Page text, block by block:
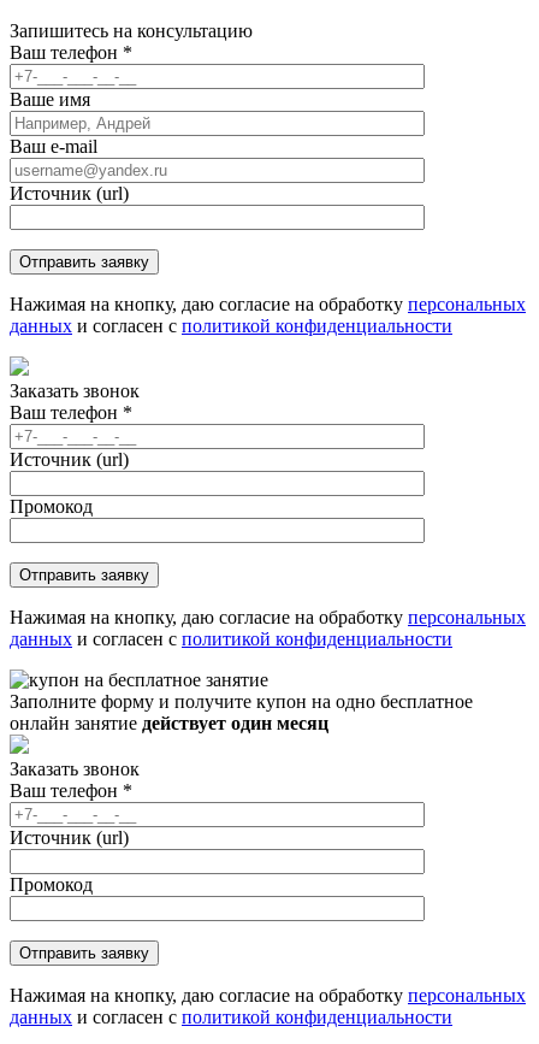
Запишитесь на консультацию
Ваш телефон *
Ваше имя
Ваш e-mail
Источник (url)
Нажимая на кнопку, даю согласие на обработку персональных
данных и согласен с политикой конфиденциальности
Заказать звонок
Ваш телефон *
Источник (url)
Промокод
Нажимая на кнопку, даю согласие на обработку персональных
данных и согласен с политикой конфиденциальности
Заполните форму и получите купон на одно бесплатное
онлайн занятие действует один месяц
Заказать звонок
Ваш телефон *
Источник (url)
Промокод
Нажимая на кнопку, даю согласие на обработку персональных
данных и согласен с политикой конфиденциальности